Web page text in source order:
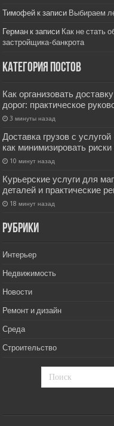
Тимофей к записи Выбираем
Герман к записи Как не стать
застройщика-банкрота
Категория постов
Как организовать
дорог: практическое
3 минуты назад
Доставка грузов с
как минимизировать
10 минут назад
Курьерские услуги для
деталей и практические
18 минут назад
РУбрики
Интерьер
Недвижимость
Новости
Ремонт и дизайн
Среда
Строительство